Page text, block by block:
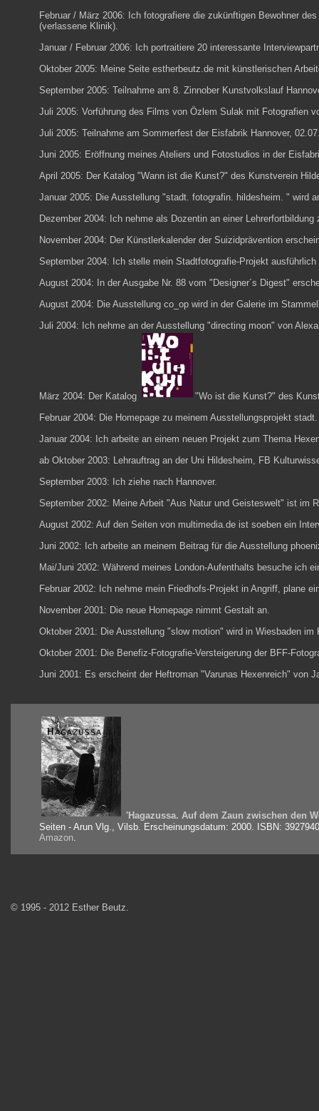
Februar / März 2006: Ich fotografiere die zukünftigen Bewohner des
(verlassene Klinik).
Januar / Februar 2006: Ich portraitiere 20 interessante
Oktober 2005: Meine Seite estherbeutz.de mit künstlerischen
September 2005: Teilnahme am 8. Zinnober Kunstvolkslauf
Juli 2005: Vorführung des Films von Özlem Sulak mit Fotografien
Juli 2005: Teilnahme am Sommerfest der Eisfabrik Hannover,
Juni 2005: Eröffnung meines Ateliers und Fotostudios in der
April 2005: Der Katalog "Wann ist die Kunst?" des Kunstverein
Januar 2005: Die Ausstellung "stadt. fotografin. hildesheim. " wird
Dezember 2004: Ich nehme als Dozentin an einer
November 2004: Der Künstlerkalender der Suizidprävention
September 2004: Ich stelle mein Stadtfotografie-Projekt
August 2004: In der Ausgabe Nr. 88 vom " Designer´s Digest"
August 2004: Die Ausstellung co_op wird in der Galerie im
Juli 2004: Ich nehme an der Ausstellung "directing moon" von
März 2004: Der Katalog "Wo ist die Kunst?" des
Februar 2004: Die Homepage zu meinem Ausstellungsprojekt
Januar 2004: Ich arbeite an einem neuen Projekt zum Thema
ab Oktober 2003: Lehrauftrag an der Uni Hildesheim, FB
September 2003: Ich ziehe nach Hannover.
September 2002: Meine Arbeit "Aus Natur und Geisteswelt" ist im
August 2002: Auf den Seiten von multimedia.de ist soeben ein
Juni 2002: Ich arbeite an meinem Beitrag für die Ausstellung
Mai/Juni 2002: Während meines London-Aufenthalts besuche ich
Februar 2002: Ich nehme mein Friedhofs-Projekt in Angriff, plane
November 2001: Die neue Homepage nimmt Gestalt an.
Oktober 2001: Die Ausstellung "slow motion" wird in Wiesbaden im
Oktober 2001: Die Benefiz-Fotografie-Versteigerung der BFF-
Juni 2001: Es erscheint der Heftroman "Varunas Hexenreich" von
'Hagazussa. Auf dem Zaun zwischen den
Seiten - Arun Vlg., Vilsb. Erscheinungsdatum: 2000. ISBN:
Amazon.
© 1995 - 2012 Esther Beutz.